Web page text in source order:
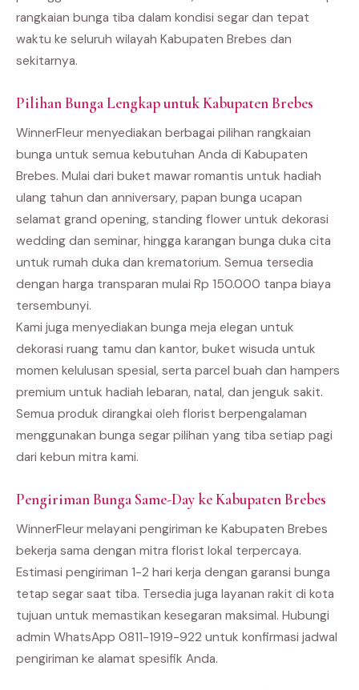
rangkaian bunga tiba dalam kondisi segar dan tepat
waktu ke seluruh wilayah Kabupaten Brebes dan
sekitarnya.
Pilihan Bunga Lengkap untuk Kabupaten Brebes
WinnerFleur menyediakan berbagai pilihan rangkaian
bunga untuk semua kebutuhan Anda di Kabupaten
Brebes. Mulai dari buket mawar romantis untuk hadiah
ulang tahun dan anniversary, papan bunga ucapan
selamat grand opening, standing flower untuk dekorasi
wedding dan seminar, hingga karangan bunga duka cita
untuk rumah duka dan krematorium. Semua tersedia
dengan harga transparan mulai Rp 150.000 tanpa biaya
tersembunyi.
Kami juga menyediakan bunga meja elegan untuk
dekorasi ruang tamu dan kantor, buket wisuda untuk
momen kelulusan spesial, serta parcel buah dan hampers
premium untuk hadiah lebaran, natal, dan jenguk sakit.
Semua produk dirangkai oleh florist berpengalaman
menggunakan bunga segar pilihan yang tiba setiap pagi
dari kebun mitra kami.
Pengiriman Bunga Same-Day ke Kabupaten Brebes
WinnerFleur melayani pengiriman ke Kabupaten Brebes
bekerja sama dengan mitra florist lokal terpercaya.
Estimasi pengiriman 1-2 hari kerja dengan garansi bunga
tetap segar saat tiba. Tersedia juga layanan rakit di kota
tujuan untuk memastikan kesegaran maksimal. Hubungi
admin WhatsApp 0811-1919-922 untuk konfirmasi jadwal
pengiriman ke alamat spesifik Anda.